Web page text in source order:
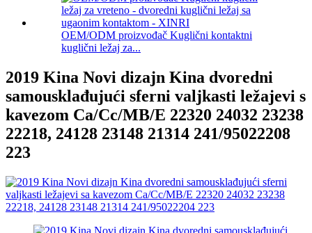
OEM/ODM proizvođač Kuglični kontaktni
kuglični ležaj za...
2019 Kina Novi dizajn Kina dvoredni
samousklađujući sferni valjkasti ležajevi s
kavezom Ca/Cc/MB/E 22320 24032 23238
22218, 24128 23148 ​​21314 241/95022208
223